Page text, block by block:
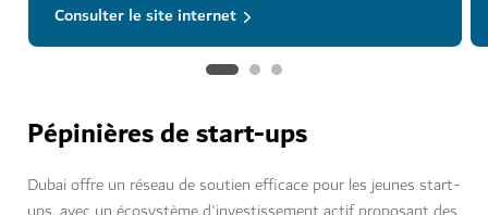
Consulter le site internet
Pépinières de start-ups
Dubai offre un réseau de soutien efficace pour les jeunes start-